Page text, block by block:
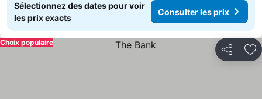
Sélectionnez des dates pour voir
les prix exacts
Consulter les prix
Partager
Choix populaire